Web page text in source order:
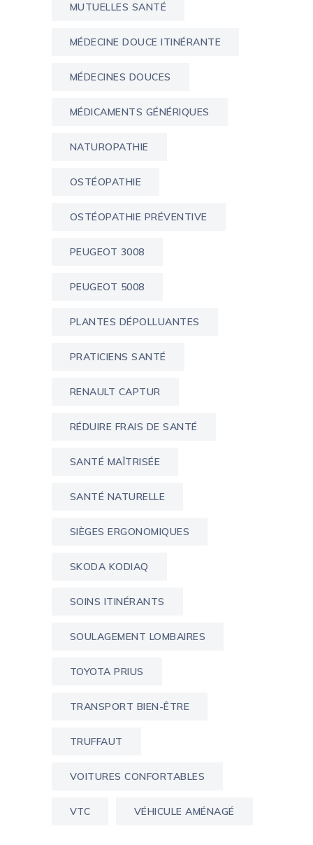
MUTUELLES SANTÉ
MÉDECINE DOUCE ITINÉRANTE
MÉDECINES DOUCES
MÉDICAMENTS GÉNÉRIQUES
NATUROPATHIE
OSTÉOPATHIE
OSTÉOPATHIE PRÉVENTIVE
PEUGEOT 3008
PEUGEOT 5008
PLANTES DÉPOLLUANTES
PRATICIENS SANTÉ
RENAULT CAPTUR
RÉDUIRE FRAIS DE SANTÉ
SANTÉ MAÎTRISÉE
SANTÉ NATURELLE
SIÈGES ERGONOMIQUES
SKODA KODIAQ
SOINS ITINÉRANTS
SOULAGEMENT LOMBAIRES
TOYOTA PRIUS
TRANSPORT BIEN-ÊTRE
TRUFFAUT
VOITURES CONFORTABLES
VTC VÉHICULE AMÉNAGÉ